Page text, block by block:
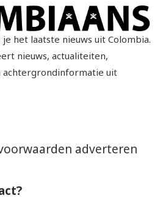
je het laatste nieuws uit Colombia.
nieuws, actualiteiten,
achtergrondinformatie uit
adverteren